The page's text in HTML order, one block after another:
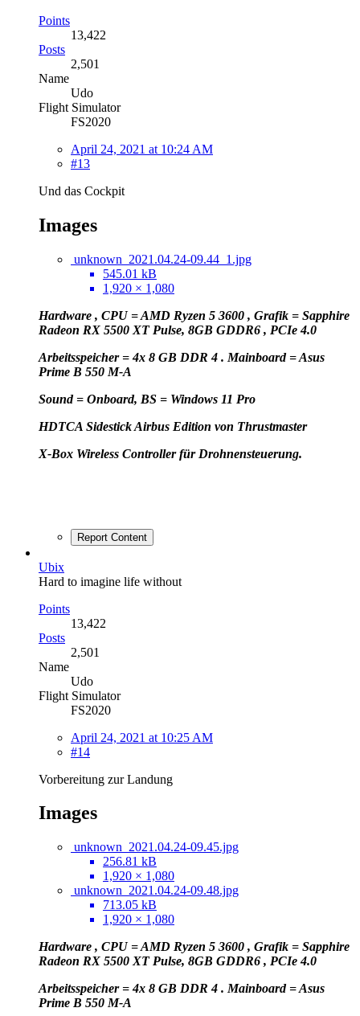
Points
13,422
Posts
2,501
Name
Udo
Flight Simulator
FS2020
April 24, 2021 at 10:24 AM
#13
Und das Cockpit
Images
unknown_2021.04.24-09.44_1.jpg
545.01 kB
1,920 × 1,080
Hardware , CPU = AMD Ryzen 5 3600 , Grafik = Sapphire
Radeon RX 5500 XT Pulse, 8GB GDDR6 , PCIe 4.0
Arbeitsspeicher = 4x 8 GB DDR 4 . Mainboard = Asus
Prime B 550 M-A
Sound = Onboard, BS = Windows 11 Pro
HDTCA Sidestick Airbus Edition von Thrustmaster
X-Box Wireless Controller für Drohnensteuerung.
Report Content
Ubix
Hard to imagine life without
Points
13,422
Posts
2,501
Name
Udo
Flight Simulator
FS2020
April 24, 2021 at 10:25 AM
#14
Vorbereitung zur Landung
Images
unknown_2021.04.24-09.45.jpg
256.81 kB
1,920 × 1,080
unknown_2021.04.24-09.48.jpg
713.05 kB
1,920 × 1,080
Hardware , CPU = AMD Ryzen 5 3600 , Grafik = Sapphire
Radeon RX 5500 XT Pulse, 8GB GDDR6 , PCIe 4.0
Arbeitsspeicher = 4x 8 GB DDR 4 . Mainboard = Asus
Prime B 550 M-A